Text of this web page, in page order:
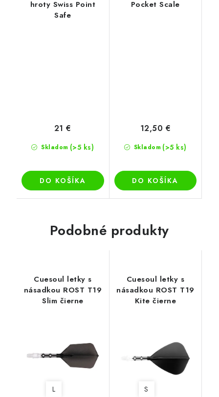
hroty Swiss Point
Safe
Skladom (>5 ks)
21 €
DO KOŠÍKA
Pocket Scale
Skladom (>5 ks)
12,50 €
DO KOŠÍKA
Podobné produkty
Cuesoul letky s
násadkou ROST T19
Slim čierne
L
Cuesoul letky s
násadkou ROST T19
Kite čierne
S